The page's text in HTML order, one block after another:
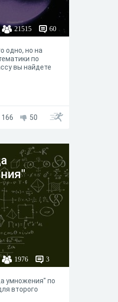
21515 60
одно, но на
по
вы найдете
166 50
1976 3
умножения" по
второго